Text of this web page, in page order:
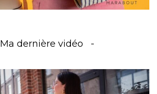
Ma dernière vidéo